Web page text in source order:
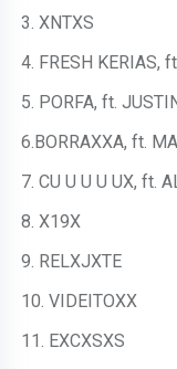
3. XNTXS
4. FRESH KERIAS,
5. PORFA, ft.
6.BORRAXXA, ft.
7. CU U U U UX, ft.
8. X19X
9. RELXJXTE
10. VIDEITOXX
11. EXCXSXS